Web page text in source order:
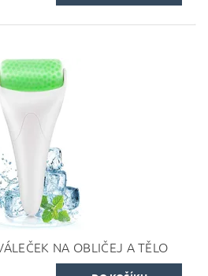
NA OBLIČEJ A TĚLO